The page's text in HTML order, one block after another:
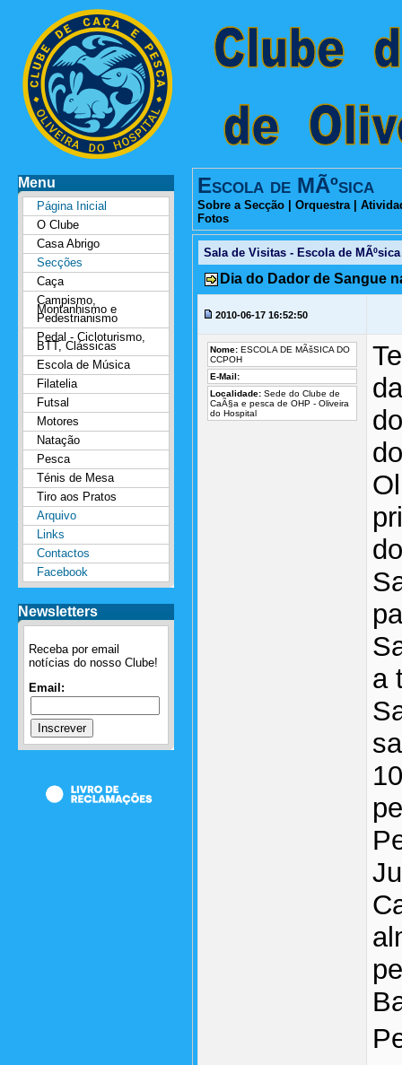
Menu
Página Inicial
O Clube
Casa Abrigo
Secções
Caça
Campismo,
Montanhismo e
Pedestrianismo
Pedal - Cicloturismo,
BTT, Clássicas
Escola de Música
Filatelia
Futsal
Motores
Natação
Pesca
Ténis de Mesa
Tiro aos Pratos
Arquivo
Links
Contactos
Facebook
Newsletters
Receba por email
notícias do nosso Clube!
Email:
Escola de MÃºsica
Sobre a Secção Orquestra|
Fotos
Sala de Visitas - Escola de MÃºsica
Dia do Dador de Sangue
2010-06-17 16:52:50
Nome: ESCOLA DE MÃšSICA DO
CCPOH
E-Mail:
Localidade: Sede do Clube de
CaÃ§a e pesca de OHP - Oliveira
do Hospital
a